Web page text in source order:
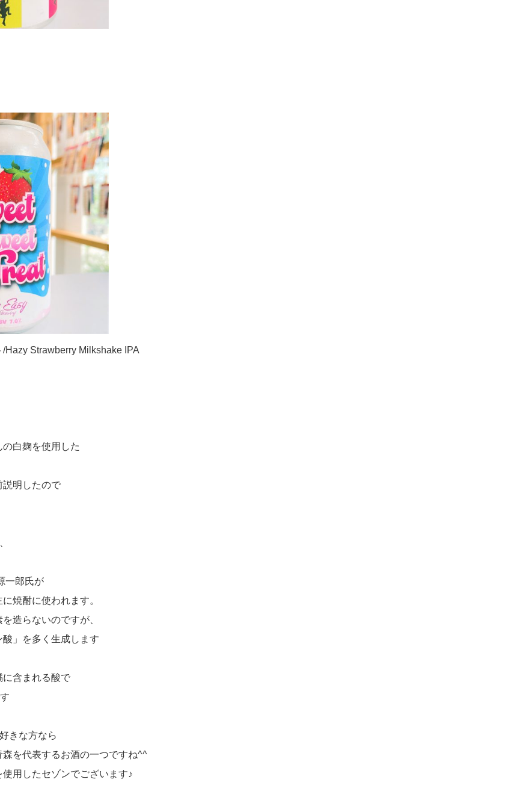
Hazy Strawberry Milkshake IPA
白麹を使用した
説明したので
一郎氏が
焼酎に使われます。
造らないのですが、
」を多く生成します
に含まれる酸で
きな方なら
を代表するお酒の一つですね^^
用したセゾンでございます♪